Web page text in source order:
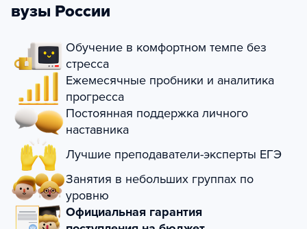
вузы России
Обучение в комфортном темпе без
стресса
Ежемесячные пробники и аналитика
прогресса
Постоянная поддержка личного
наставника
Лучшие преподаватели-эксперты ЕГЭ
Занятия в небольших группах по
уровню
Официальная гарантия